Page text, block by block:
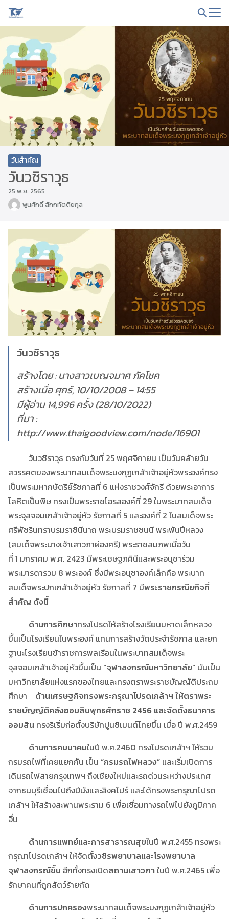
Skip
for:
วันสำคัญ
วันวชิราวุธ
25 พ.ย. 2565
พูนศักดิ์ สักกทัตติยกุล
วันวชิราวุธ
สร้างโดย : นางสาวเบญจมาศ ภัคโชค
สร้างเมื่อ ศุกร์, 10/10/2008 – 14:55
มีผู้อ่าน 14,996 ครั้ง (28/10/2022)
ที่มา :
http://www.thaigoodview.com/node/16901
วันวชิราวุธ ตรงกับวันที่ 25 พฤศจิกายน เป็นวันคล้ายวัน
สวรรคตของพระบาทสมเด็จพระมงกุฏเกล้าเจ้าอยู่หัวพระองค์ทรง
เป็นพระมหากษัตริย์รัชกาลที่ 6 แห่งราชวงศ์จักรี ด้วยพระอาการ
โลหิตเป็นพิษ ทรงเป็นพระราชโอรสองค์ที่ 29 ในพระบาทสมเด็จ
พระจุลจอมเกล้าเจ้าอยู่หัว รัชกาลที่ 5 และองค์ที่ 2 ในสมเด็จพระ
ศรีพัชรินทราบรมราชินีนาถ พระบรมราชชนนี พระพันปีหลวง
(สมเด็จพระนางเจ้าเสาวภาผ่องศรี) พระราชสมภพเมื่อวัน
ที่ 1 มกราคม พ.ศ. 2423 มีพระเชษฐภคินีและพระอนุชาร่วม
พระมารดารวม 8 พระองค์ ซึ่งมีพระอนุชาองค์เล็กคือ พระบาท
สมเด็จพระปกเกล้าเจ้าอยู่หัว รัชกาลที่ 7 มีพระราชกรณียกิจที่
สำคัญ ดังนี้
ด้านการศึกษาทรงโปรดให้สร้างโรงเรียนมหาดเล็กหลวง
ขึ้นเป็นโรงเรียนในพระองค์ แทนการสร้างวัดประจำรัชกาล และยก
ฐานะโรงเรียนข้าราชการพลเรือนในพระบาทสมเด็จพระ
จุลจอมเกล้าเจ้าอยู่หัวขึ้นเป็น “จุฬาลงกรณ์มหาวิทยาลัย” นับเป็น
มหาวิทยาลัยแห่งแรกของไทยและทรงตราพระราชบัญญัติประถม
ศึกษา ด้านเศรษฐกิจทรงพระกรุณาโปรดเกล้าฯ ให้ตราพระ
ราชบัญญัติคลังออมสินพุทธศักราช 2456 และจัดตั้งธนาคาร
ออมสิน ทรงริเริ่มก่อตั้งบริษัทปูนซิเมนต์ไทยขึ้น เมื่อ ปี พ.ศ.2459
ด้านการคมนาคมในปี พ.ศ.2460 ทรงโปรดเกล้าฯ ให้รวม
กรมรถไฟที่เคยแยกกัน เป็น “กรมรถไฟหลวง” และเริ่มเปิดการ
เดินรถไฟสายกรุงเทพฯ ถึงเชียงใหม่และรถด่วนระหว่างประเทศ
จากธนบุรีเชื่อมไปถึงปีนังและสิงคโปร์ และได้ทรงพระกรุณาโปรด
เกล้าฯ ให้สร้างสะพานพระราม 6 เพื่อเชื่อมทางรถไฟไปยังภูมิภาค
อื่น
ด้านการแพทย์และการสาธารณสุขในปี พ.ศ.2455 ทรงพระ
กรุณาโปรดเกล้าฯ ให้จัดตั้งวชิรพยาบาลและโรงพยาบาล
จุฬาลงกรณ์ขึ้น อีกทั้งทรงเปิดสถานเสาวภาในปี พ.ศ.2465 เพื่อ
รักษาคนที่ถูกสัตว์ร้ายกัด
ด้านการปกครองพระบาทสมเด็จพระมงกุฎเกล้าเจ้าอยู่หัว